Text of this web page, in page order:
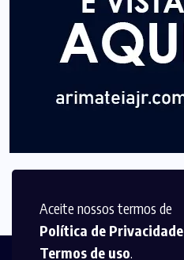
Aceite nossos termos de
Política de Privacidade
Termos de uso.